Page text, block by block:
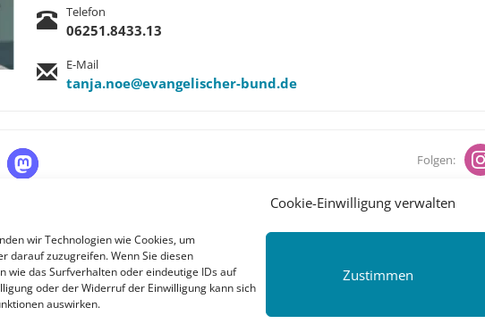
Cookie-Einwilligung verwalten
wir Technologien wie Cookies, um
darauf zuzugreifen. Wenn Sie diesen
wie das Surfverhalten oder eindeutige IDs auf
oder der Widerruf der Einwilligung kann sich
auswirken.
Zustimmen
Telefon
06251.8433.13
E-Mail
tanja.noe@evangelischer-bund.de
Folgen:
» Sommerpause